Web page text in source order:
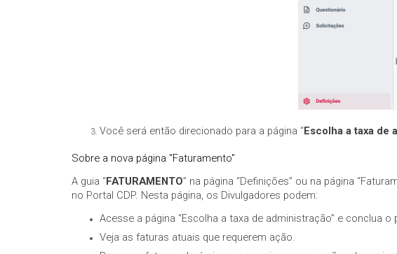
Você será então direcionado para a página “Escolha a taxa de
Sobre a nova página "Faturamento"
A guia “FATURAMENTO” na página “Definições” ou na página
no Portal CDP. Nesta página, os Divulgadores podem:
Acesse a página “Escolha a taxa de administração” e conclua
Veja as faturas atuais que requerem ação.